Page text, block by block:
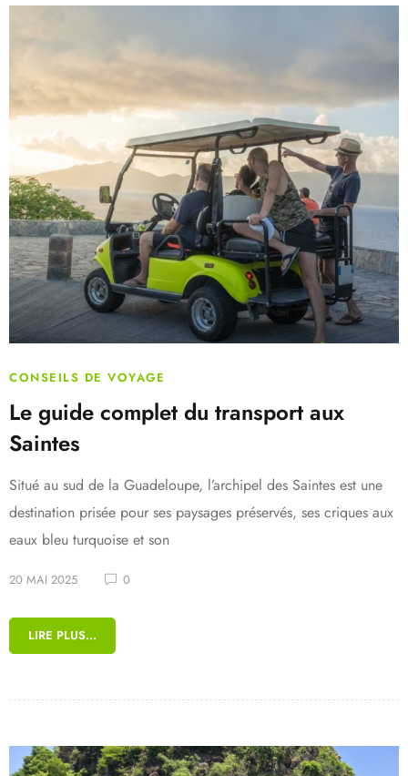
CONSEILS DE VOYAGE
Le guide complet du transport aux
Saintes
Situé au sud de la Guadeloupe, l’archipel des Saintes est une
destination prisée pour ses paysages préservés, ses criques aux
eaux bleu turquoise et son
20 MAI 2025 0
LIRE PLUS...